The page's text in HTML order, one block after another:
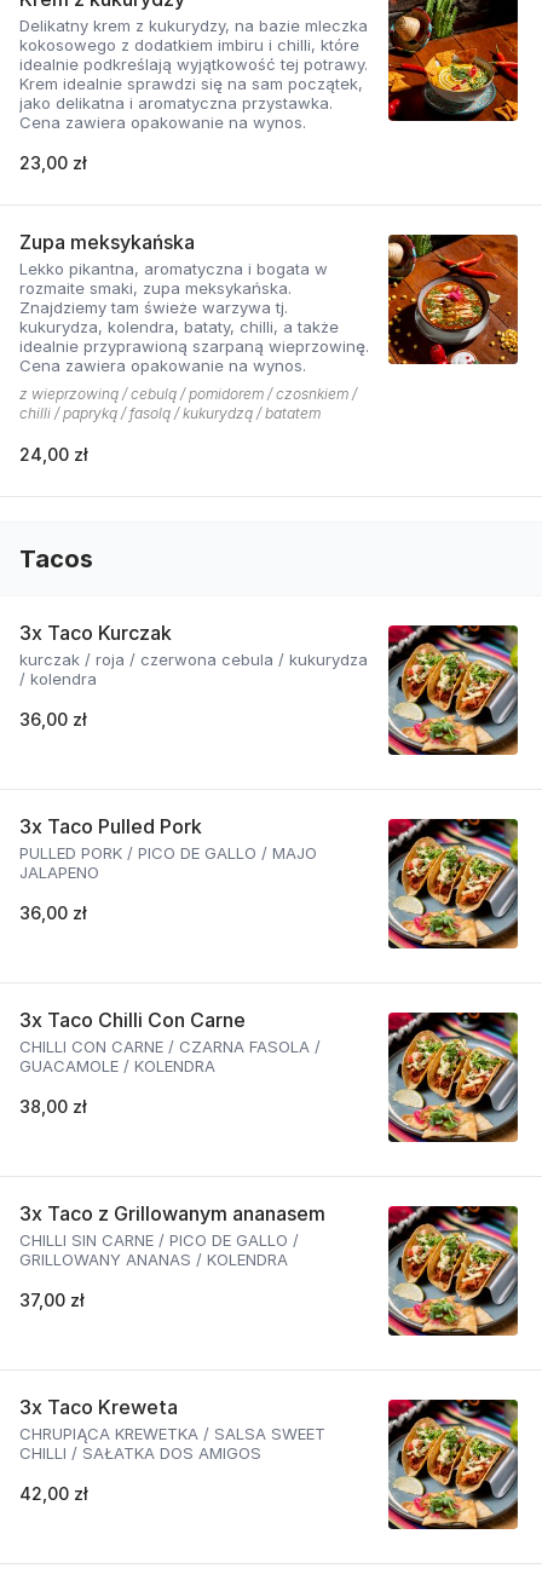
Delikatny krem z kukurydzy, na bazie mleczka
kokosowego z dodatkiem imbiru i chilli, które
idealnie podkreślają wyjątkowość tej potrawy.
Krem idealnie sprawdzi się na sam początek,
jako delikatna i aromatyczna przystawka.
Cena zawiera opakowanie na wynos.
23,00 zł
Zupa meksykańska
Lekko pikantna, aromatyczna i bogata w
rozmaite smaki, zupa meksykańska.
Znajdziemy tam świeże warzywa tj.
kukurydza, kolendra, bataty, chilli, a także
idealnie przyprawioną szarpaną wieprzowinę.
Cena zawiera opakowanie na wynos.
z wieprzowiną / cebulą / pomidorem / czosnkiem /
chilli / papryką / fasolą / kukurydzą / batatem
24,00 zł
Tacos
3x Taco Kurczak
kurczak / roja / czerwona cebula / kukurydza
/ kolendra
36,00 zł
3x Taco Pulled Pork
PULLED PORK / PICO DE GALLO / MAJO
JALAPENO
36,00 zł
3x Taco Chilli Con Carne
CHILLI CON CARNE / CZARNA FASOLA /
GUACAMOLE / KOLENDRA
38,00 zł
3x Taco z Grillowanym ananasem
CHILLI SIN CARNE / PICO DE GALLO /
GRILLOWANY ANANAS / KOLENDRA
37,00 zł
3x Taco Kreweta
CHRUPIĄCA KREWETKA / SALSA SWEET
CHILLI / SAŁATKA DOS AMIGOS
42,00 zł